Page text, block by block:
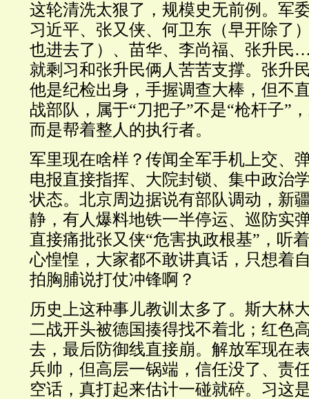
这轮清洗太狠了，规模史无前例。军
习近平、张又侠、何卫东（早开除了
也进去了）、苗华、李尚福、张升
就剩习和张升民俩人苦苦支撑。张升
他是纪检出身，手握调查大棒，但不
战部队，属于“刀把子”不是“枪杆子”
而是帮着整人的执行者。
军里现在啥样？传闻全军手机上交、
电报直接指挥、大院封锁、集中政治
状态。北京周边据说有部队调动，新
静，有人爆料地铁一半停运、巡防实
直接痛批张又侠“危害执政根基”，听
心惶惶，大家都不敢讲真话，只想着
拍胸脯说打仗冲锋啊？
历史上这种事儿教训太多了。斯大林
二战开头被德国揍得找不着北；红色
去，最后防御线直接崩。解放军现在
兵帅，但高层一锅端，信任没了、责
空话，真打起来估计一碰就碎。习这